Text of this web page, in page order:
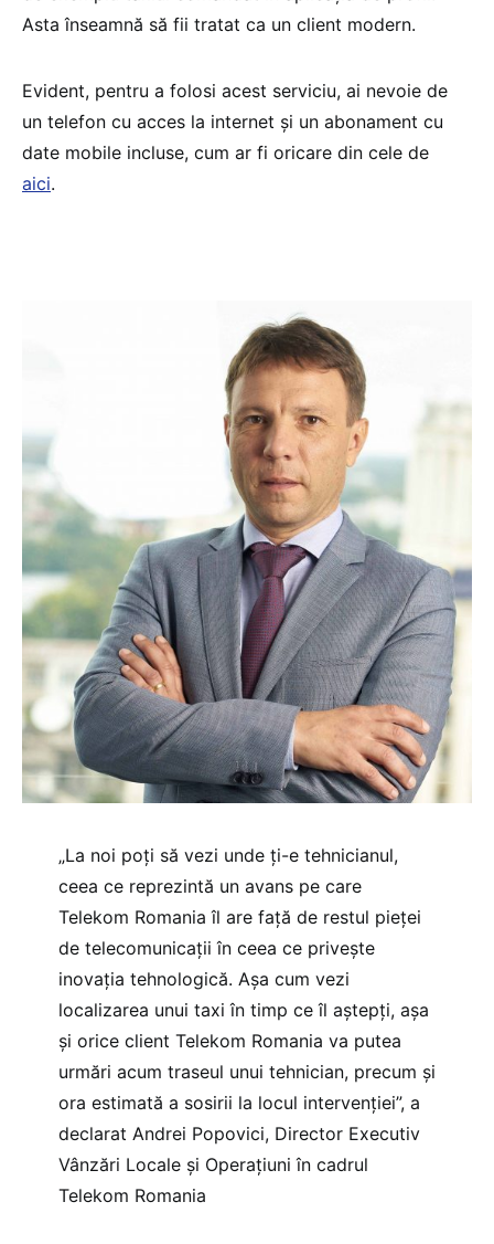
Asta înseamnă să fii tratat ca un client modern.
Evident, pentru a folosi acest serviciu, ai nevoie de
un telefon cu acces la internet și un abonament cu
date mobile incluse, cum ar fi oricare din cele de
aici.
„La noi poţi să vezi unde ţi-e tehnicianul,
ceea ce reprezintă un avans pe care
Telekom Romania îl are față de restul pieței
de telecomunicații în ceea ce priveşte
inovaţia tehnologică. Așa cum vezi
localizarea unui taxi în timp ce îl aştepţi, așa
și orice client Telekom Romania va putea
urmări acum traseul unui tehnician, precum și
ora estimată a sosirii la locul intervenției”, a
declarat Andrei Popovici, Director Executiv
Vânzări Locale și Operațiuni în cadrul
Telekom Romania